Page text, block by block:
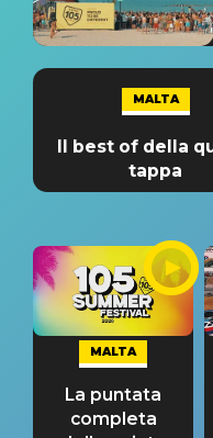
MALTA
Il best of della
tappa
MALTA
La puntata
completa